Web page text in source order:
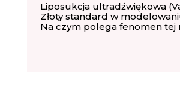
Liposukcja ultradźwiękowa
Złoty standard w
Na czym polega fenomen tej